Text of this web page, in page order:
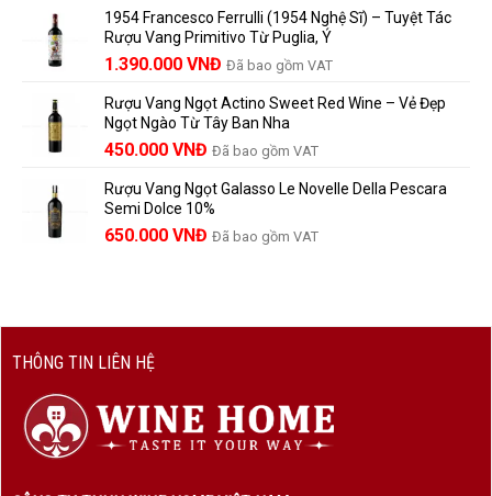
vang
nên
biết
Thành
là:
495.000 VNĐ.
tại
là:
450.000 VNĐ.
1954 Francesco Ferrulli (1954 Nghệ Sĩ) – Tuyệt Tác
Rượu Vang Primitivo Từ Puglia, Ý
Giá
là:
1.529.000 VNĐ.
1.390.000 VNĐ Giá
tại
là:
1.390.000 VNĐ.
Đã bao gồm VAT
Rượu Vang Ngọt Actino Sweet Red Wine – Vẻ Đẹp
Ngọt Ngào Từ Tây Ban Nha
450.000 VNĐ Đã bao gồm VAT
Rượu Vang Ngọt Galasso Le Novelle Della Pescara
Semi Dolce 10%
650.000 VNĐ Đã bao gồm VAT
THÔNG TIN LIÊN HỆ